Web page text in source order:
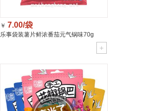
￥ 7.00/袋
乐事袋装薯片鲜浓番茄元气锅味70g